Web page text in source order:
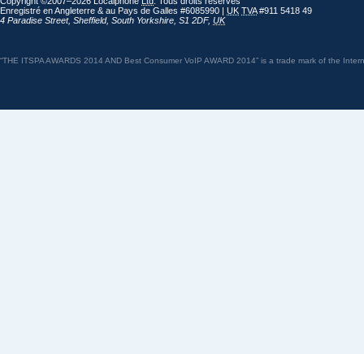
Enregistré en Angleterre & au Pays de Galles #6085990 | UK TVA#911 5418 49
4 Paradise Street, Sheffield, South Yorkshire S1 2DF, UK
“THE ITSPA AWARDS 2014 AND Best Consumer VoIP AWARD 2014” is a trade mark of the